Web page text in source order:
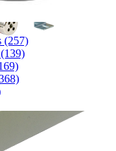
(257)